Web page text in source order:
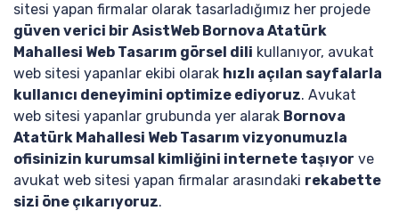
sitesi yapan firmalar olarak tasarladığımız her projede
güven verici bir AsistWeb Bornova Atatürk
Mahallesi Web Tasarım görsel dili kullanıyor, avukat
web sitesi yapanlar ekibi olarak hızlı açılan sayfalarla
kullanıcı deneyimini optimize ediyoruz. Avukat
web sitesi yapanlar grubunda yer alarak Bornova
Atatürk Mahallesi Web Tasarım vizyonumuzla
ofisinizin kurumsal kimliğini internete taşıyor ve
avukat web sitesi yapan firmalar arasındaki rekabette
sizi öne çıkarıyoruz.